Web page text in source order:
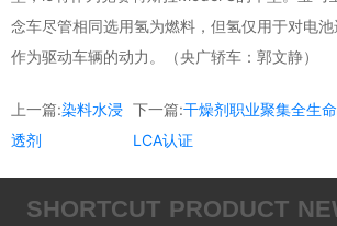
念车尽管相同选用氢为燃料，但氢仅用于对电
作为驱动车辆的动力。（央广轿车：郭文静）
上一篇:染料水浸
透剂
下一篇:干燥剂职业聚集全生
LCA认证
SHORTCUT PRODUCT